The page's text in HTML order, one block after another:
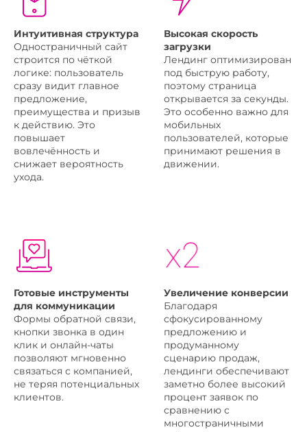
Интуитивная структура
Одностраничный сайт
строится по чёткой
логике: пользователь
сразу видит главное
предложение,
преимущества и призыв
к действию. Это
повышает
вовлечённость и
снижает вероятность
ухода.
Высокая скорость
загрузки
Лендинг оптимизирован
под быструю работу,
поэтому страница
открывается за секунды.
Это особенно важно для
мобильных
пользователей, которые
принимают решения в
движении.
Готовые инструменты
для коммуникации
Формы обратной связи,
кнопки звонка в один
клик и онлайн-чаты
позволяют мгновенно
связаться с компанией,
не теряя потенциальных
клиентов.
Увеличение конверсии
Благодаря
сфокусированному
предложению и
продуманному
сценарию продаж,
лендинги обеспечивают
заметно более высокий
процент заявок по
сравнению с
многостраничными